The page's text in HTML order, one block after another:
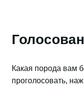
Какая порода вам
проголосовать,